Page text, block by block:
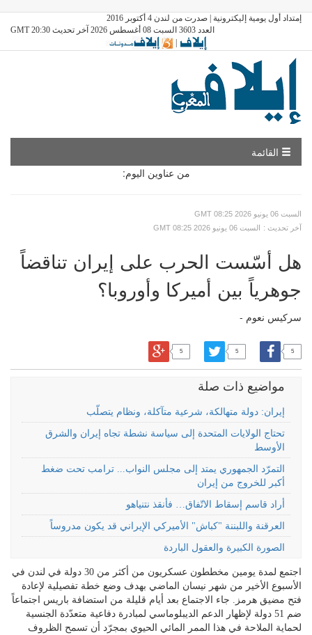
إمتداد أول يومية إليكترونية | صدرت من لندن 4 أكتوبر 2016
العدد 3603 السبت 08 أغسطس 2026 آخر تحديث GMT 20:30
|
القائمة
من عناوين اليوم:
GMT السبت 06 يونيو 2026 08:25
GMT السبت 06 يونيو 2026 08:25
: آخر تحديث
هل أسّست الحرب على إيران تناقضاً
جوهرياً بين أميركا وأوروبا؟
سركيس نعوم -
5
5
5
مواضيع ذات صلة
إيران: دولة متهالكة، شرعية متآكلة، ونظام يتصلّب
تحتاج الولايات المتحدة إلى سياسة نشطة تجاه إيران والشرق
الأوسط
التمرّد الجمهوري يمتد إلى مجلس النواب... ترامب تحت ضغط
أكبر للخروج من إيران
أراد قاسم إسقاط الاتّفاق… فأنقذ نتنياهو
العرقنة واللبننة "كباش" الأميركي الإيراني قد يكون مدروساً
الصورة الكبيرة والعقول الباردة
اجتمع لمدة يومين مخططون عسكريون من أكثر من 30 دولة في لندن في
الأسبوع الأخير من شهر نيسان الماضي بهدف وضع خطة تفصيلية لإعادة
فتح مضيق هرمز. جاء الاجتماع بعد أيام قليلة من استضافة باريس اجتماعاً
ضم 51 دولة لإظهار الدعم الديبلوماسي لمبادرة دفاعية متعدّدة الجنسية
لحماية الملاحة في هذا الممر المائي الحيوي بمجرّد أن تسمح الظروف